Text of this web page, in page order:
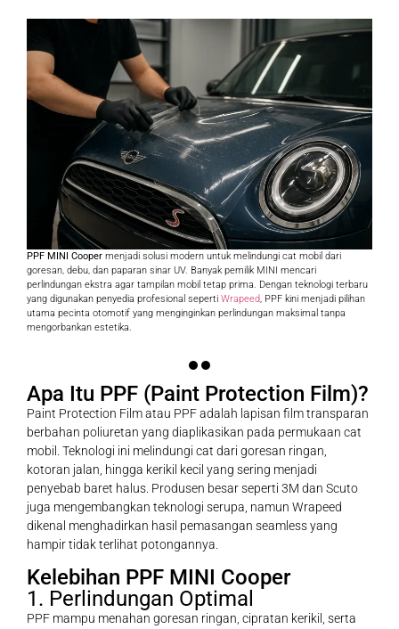
PPF MINI Cooper menjadi solusi modern untuk melindungi cat mobil dari
goresan, debu, dan paparan sinar UV. Banyak pemilik MINI mencari
perlindungan ekstra agar tampilan mobil tetap prima. Dengan teknologi terbaru
yang digunakan penyedia profesional seperti Wrapeed, PPF kini menjadi pilihan
utama pecinta otomotif yang menginginkan perlindungan maksimal tanpa
mengorbankan estetika.
Apa Itu PPF (Paint Protection Film)?
Paint Protection Film atau PPF adalah lapisan film transparan
berbahan poliuretan yang diaplikasikan pada permukaan cat
mobil. Teknologi ini melindungi cat dari goresan ringan,
kotoran jalan, hingga kerikil kecil yang sering menjadi
penyebab baret halus. Produsen besar seperti 3M dan Scuto
juga mengembangkan teknologi serupa, namun Wrapeed
dikenal menghadirkan hasil pemasangan seamless yang
hampir tidak terlihat potongannya.
Kelebihan PPF MINI Cooper
1. Perlindungan Optimal
PPF mampu menahan goresan ringan, cipratan kerikil, serta